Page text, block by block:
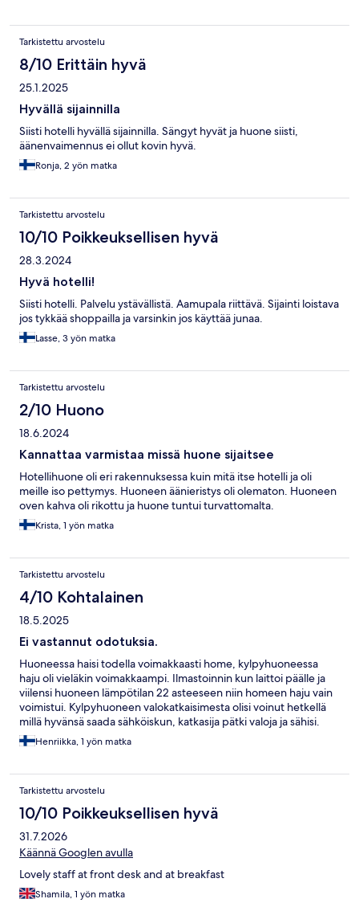
Tarkistettu arvostelu
8/10 Erittäin hyvä
25.1.2025
Hyvällä sijainnilla
Siisti hotelli hyvällä sijainnilla. Sängyt hyvät ja huone siisti,
äänenvaimennus ei ollut kovin hyvä.
Ronja, 2 yön matka
Tarkistettu arvostelu
10/10 Poikkeuksellisen hyvä
28.3.2024
Hyvä hotelli!
Siisti hotelli. Palvelu ystävällistä. Aamupala riittävä. Sijainti loistava
jos tykkää shoppailla ja varsinkin jos käyttää junaa.
Lasse, 3 yön matka
Tarkistettu arvostelu
2/10 Huono
18.6.2024
Kannattaa varmistaa missä huone sijaitsee
Hotellihuone oli eri rakennuksessa kuin mitä itse hotelli ja oli
meille iso pettymys. Huoneen äänieristys oli olematon. Huoneen
oven kahva oli rikottu ja huone tuntui turvattomalta.
Krista, 1 yön matka
Tarkistettu arvostelu
4/10 Kohtalainen
18.5.2025
Ei vastannut odotuksia.
Huoneessa haisi todella voimakkaasti home, kylpyhuoneessa
haju oli vieläkin voimakkaampi. Ilmastoinnin kun laittoi päälle ja
viilensi huoneen lämpötilan 22 asteeseen niin homeen haju vain
voimistui. Kylpyhuoneen valokatkaisimesta olisi voinut hetkellä
millä hyvänsä saada sähköiskun, katkasija pätki valoja ja sähisi.
Kylpyhuone oli viimeistelemätön remontoinnin jäljiltä.
Henriikka, 1 yön matka
Tarkistettu arvostelu
10/10 Poikkeuksellisen hyvä
31.7.2026
Käännä Googlen avulla
Lovely staff at front desk and at breakfast
Shamila, 1 yön matka